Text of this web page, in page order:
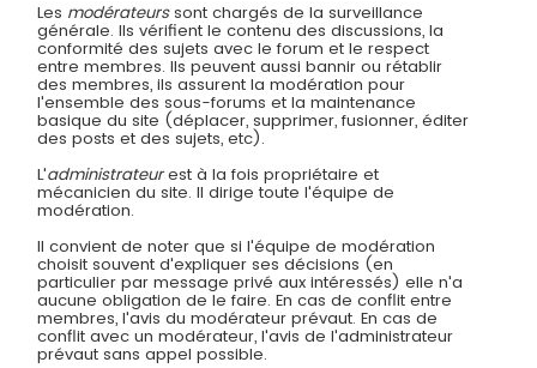
Les modérateurssont chargés de la surveillance
générale. Ils vérifient le contenu des discussions, la
conformité des sujets avec le forum et le respect
entre membres. Ils peuvent aussi bannir ou rétablir
des membres, ils assurent la modération pour
l'ensemble des sous-forums et la maintenance
basique du site (déplacer, supprimer, fusionner, éditer
des posts et des sujets, etc).
L'administrateurest à la fois propriétaire et
mécanicien du site. Il dirige toute l'équipe de
modération.
Il convient de noter que si l'équipe de modération
choisit souvent d'expliquer ses décisions (en
particulier par message privé aux intéressés) elle n'a
aucune obligation de le faire. En cas de conflit entre
membres, l'avis du modérateur prévaut. En cas de
conflit avec un modérateur, l'avis de l'administrateur
prévaut sans appel possible.